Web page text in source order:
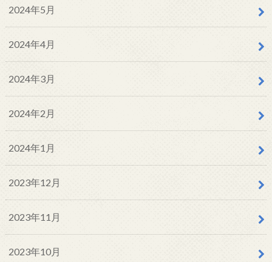
2024年5月
2024年4月
2024年3月
2024年2月
2024年1月
2023年12月
2023年11月
2023年10月